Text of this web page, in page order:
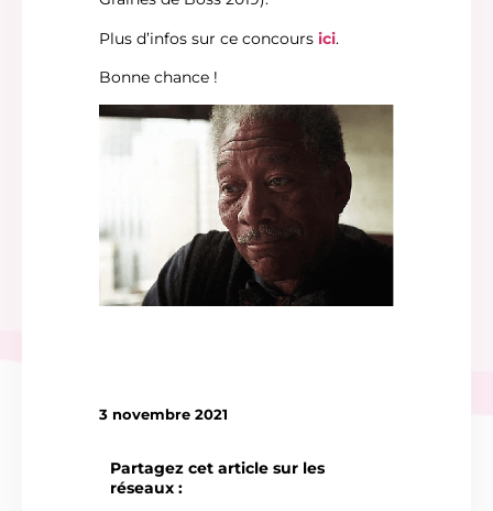
Plus d’infos sur ce concours ici.
Bonne chance !
3 novembre 2021
Partagez cet article sur les
réseaux :